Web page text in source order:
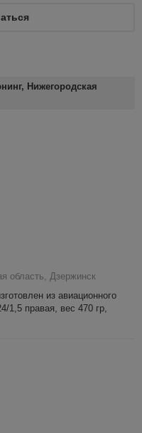
Нижегородская
область, Дзержинск
из авиационного
1,5 правая, вес 470 гр,